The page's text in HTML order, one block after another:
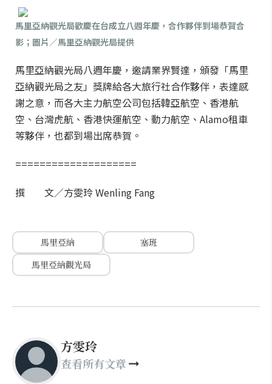
馬里亞納觀光局歡慶在台成立八週年慶，合作夥伴到場恭賀合
影；圖片／馬里亞納觀光局提供
馬里亞納觀光局八週年慶，邀請業界賢達，頒發「馬里
亞納觀光局之友」獎牌給各大旅行社合作夥伴，表達感
謝之意，而各大主力航空公司包括韓亞航空、香港航
空、台灣虎航、香港快運航空、動力航空、Alamo租車
等夥伴，也都到場出席恭賀。
====================
撰 文／方雯玲 Wenling Fang
馬里亞納
塞班
馬里亞納觀光局
方雯玲
查看所有文章